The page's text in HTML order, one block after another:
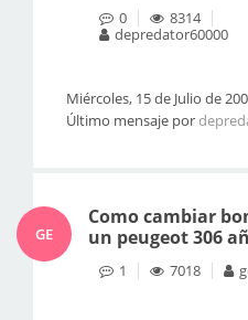
0
8314
depredator60000
Miércoles, 15 de Julio de
Último mensaje por
GE
Como cambiar
un peugeot 306
1 7018